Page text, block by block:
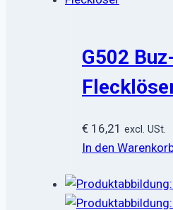
G502
€ 16,21 excl. USt.
In den